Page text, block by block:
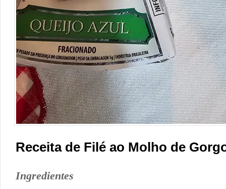
Receita de Filé ao Molho de
Ingredientes